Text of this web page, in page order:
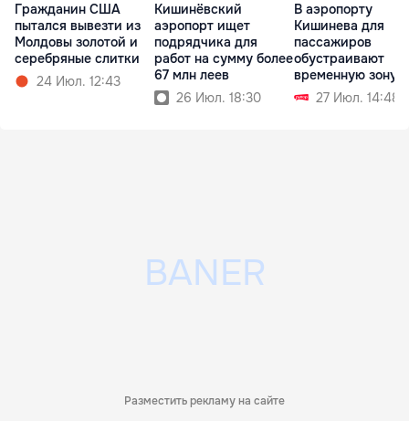
Гражданин США
пытался вывезти из
Молдовы золотой и
серебряные слитки
24 Июл. 12:43
Кишинёвский
аэропорт ищет
подрядчика для
работ на сумму более
67 млн леев
26 Июл. 18:30
В аэропорту
Кишинева для
пассажиров
обустраивают
временную зону
перед посадкой
27 Июл. 14:48
Разместить рекламу на сайте